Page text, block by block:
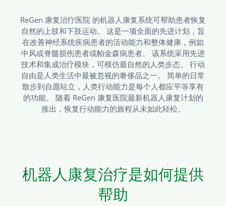
ReGen 康复治疗医院 的机器人康复系统可帮助患者恢复
自然的上肢和下肢运动。 这是一项全面的先进计划，旨
在改善神经系统疾病患者的活动能力和整体健康，例如
中风或脊髓损伤患者或帕金森病患者。 该系统采用先进
技术和集成治疗模块，可模仿最自然的人类步态。 行动
自由是人类生活中最被忽视的奢侈品之一。 简单的日常
散步到自愿站立，人类行动能力是每个人都应平等享有
的功能。 随着 ReGen 康复医院最新机器人康复计划的
推出，恢复行动能力的旅程从未如此轻松。
机器人康复治疗是如何提供
帮助